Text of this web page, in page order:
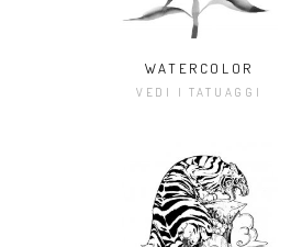
WATERCOLOR
VEDI I TATUAGGI